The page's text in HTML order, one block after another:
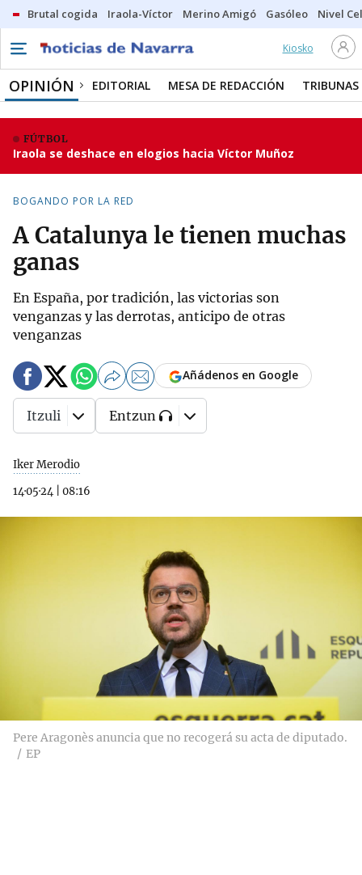
Brutal cogida Iraola-Víctor Merino Amigó Gasóleo Nivel
Kiosko
OPINIÓN EDITORIAL MESA DE REDACCIÓN TRIBUNAS
FÚTBOL
Iraola se deshace en elogios hacia Víctor Muñoz
BOGANDO POR LA RED
A Catalunya le tienen muchas
ganas
En España, por tradición, las victorias son
venganzas y las derrotas, anticipo de otras
venganzas
Iker Merodio
14·05·24
08:16
Añádenos en Google
Itzuli Entzun
Pere Aragonès anuncia que no recogerá su acta de diputado.
EP